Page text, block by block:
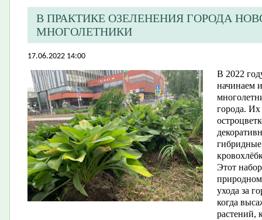
В ПРАКТИКЕ ОЗЕЛЕНЕНИЯ ГОРОДА
МНОГОЛЕТНИКИ
17.06.2022 14:00
В 2022
начинаем
города.
Этот
ухода за
когда
растений,